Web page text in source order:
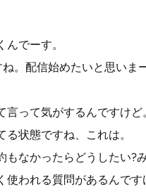
でーす。
。配信始めたいと思いまー
って気がするんですけど
状態ですね、これは。
なかったらどうしたい?
われる質問があるんです